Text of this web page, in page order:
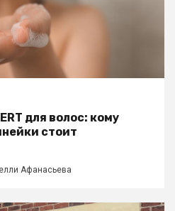
для волос: кому
стоит
Афанасьева